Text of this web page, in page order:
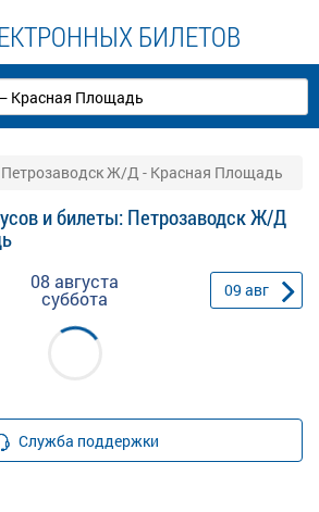
БИЛЕТОВ
Петрозаводск Ж/Д - Красная Площадь
и билеты: Петрозаводск Ж/Д
08 августа
суббота 09 авг
Служба поддержки